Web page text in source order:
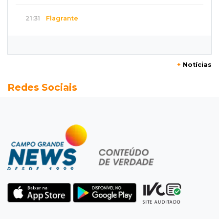
21:31 Flagrante
Mãe faz apelo por bebê desaparecida: “Sinto
Futebol
Ventania adia Botafogo x Fluminense pelo
Brasileirão Feminino
Veja as dezenas de hoje na Dupla Sena,
Lotomania, Quina e mais
+ Notícias
Redes Sociais